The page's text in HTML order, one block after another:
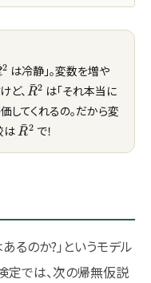
2 は冷静」。変数を増や
ど、 \bar{R}^2
R
ˉ2 は「それ本当に
してくれるの。だから変
は \bar{R}^2
R
ˉ2 で！
るのか?」というモデル
定では、次の帰無仮説